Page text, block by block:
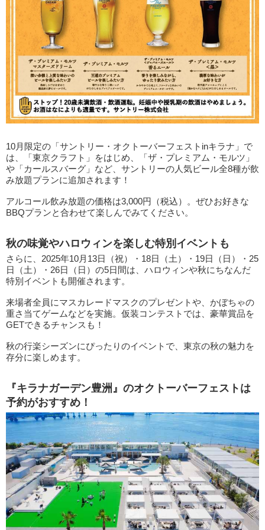
10月限定の「サントリー・オクトーバーフェストinキラナ」で
は、「東京クラフト」をはじめ、「ザ・プレミアム・モルツ」
や「カールスバーグ」など、サントリーの人気ビール全8種が飲
み放題プランに追加されます！
アルコール飲み放題の価格は3,000円（税込）。ぜひお好きな
BBQプランと合わせて楽しんでみてください。
秋の味覚やハロウィンを楽しむ特別イベントも
さらに、2025年10月13日（祝）・18日（土）・19日（日）・25
日（土）・26日（日）の5日間は、ハロウィンや秋にちなんだ
特別イベントも開催されます。
来場者全員にマスカレードマスクのプレゼントや、かぼちゃの
重さ当てゲームなどを実施。仮装コンテストでは、豪華賞品を
GETできるチャンスも！
秋の行楽シーズンにぴったりのイベントで、東京の秋の魅力を
存分に楽しめます。
『キラナガーデン豊洲』のオクトーバーフェストは
予約がおすすめ！